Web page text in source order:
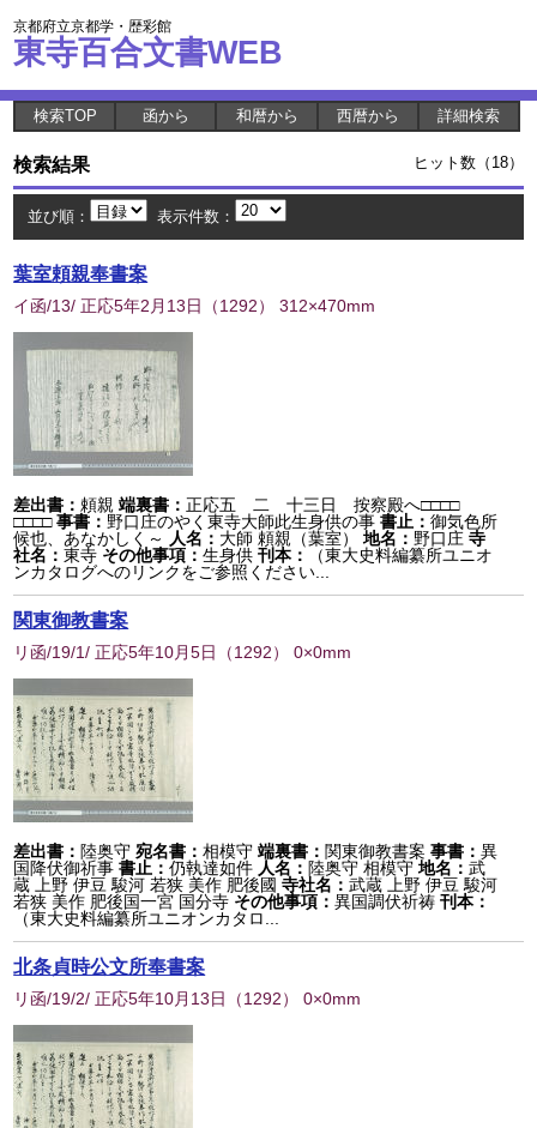
京都府立京都学・歴彩館
東寺百合文書WEB
検索TOP 函から 和暦から 西暦から 詳細検索
検索結果 ヒット数（18）
並び順： 表示件数：
葉室頼親奉書案
イ函/13/ 正応5年2月13日 （1292） 312×470mm
差出書： 頼親 端裏書：正応五 二 十三日 按察殿へ□□□□
□□□□ 事書： 野口庄のやく東寺大師此生身供の事 書止：御気色所
候也、あなかしく～
人名： 大師 頼親（葉室） 地名： 野口庄 寺
社名：東寺 その他事項：生身供 刊本：
（東大史料編纂所ユニオ
ンカタログへのリンクをご参照ください...
関東御教書案
リ函/19/1/ 正応5年10月5日 （1292） 0×0mm
差出書： 陸奥守 宛名書：相模守 端裏書： 関東御教書案 事書：異
国降伏御祈事 書止：仍執達如件 人名： 陸奥守 相模守 地名：武
蔵 上野 伊豆 駿河 若狭 美作 肥後國 寺社名：武蔵 上野 伊豆 駿河
若狭 美作 肥後国一宮 国分寺 その他事項：異国調伏祈祷 刊本：
（東大史料編纂所ユニオンカタロ...
北条貞時公文所奉書案
リ函/19/2/ 正応5年10月13日 （1292） 0×0mm